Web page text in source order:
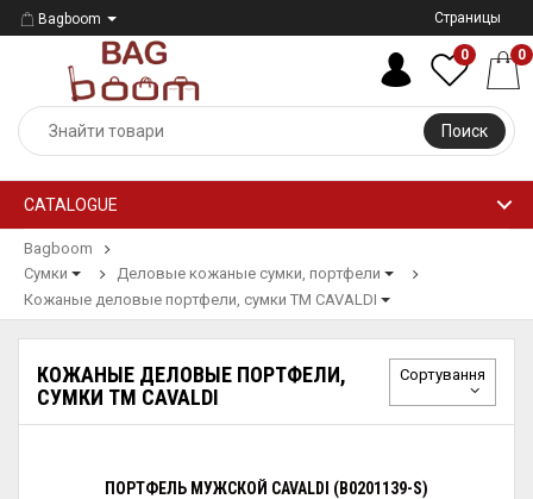
Bagboom Страницы
Поиск
0 0
CATALOGUE
Bagboom
Сумки
Деловые кожаные сумки, портфели
Кожаные деловые портфели, сумки ТМ CAVALDI
КОЖАНЫЕ ДЕЛОВЫЕ ПОРТФЕЛИ,
СУМКИ ТМ CAVALDI
Сортування
ПОРТФЕЛЬ МУЖСКОЙ CAVALDI (B0201139-S​)